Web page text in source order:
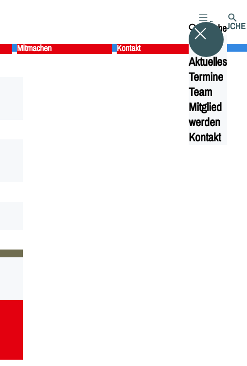
MENÜSuche
Aktuelles
Termine
Team
Mitglied
werden
Kontakt
SUCHE
Mitmachen Kontakt